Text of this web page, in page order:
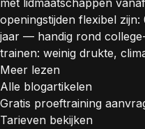
met lidmaatschappen
openingstijden flexibel
jaar — handig rond
trainen: weinig drukte,
Meer lezen
Alle blogartikelen
Gratis proeftraining
Tarieven bekijken